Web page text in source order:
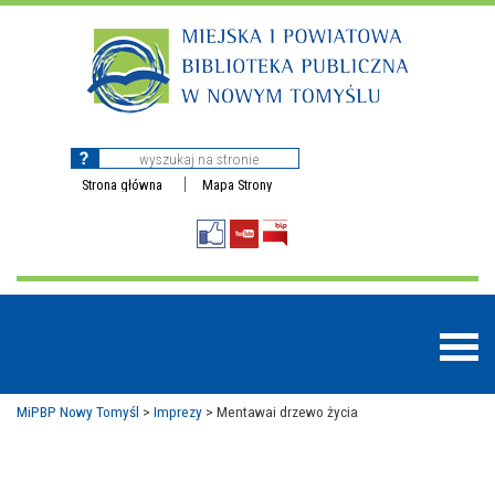
Strona główna Mapa Strony
MiPBP Nowy Tomyśl > Imprezy > Mentawai drzewo życia